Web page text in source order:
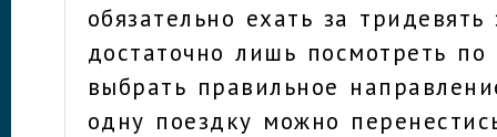
обязательно ехать за тридевять
достаточно лишь посмотреть
выбрать правильное
одну поездку можно